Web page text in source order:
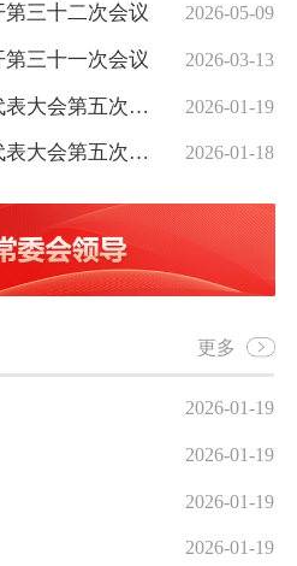
三十二次会议 2026-05-09
三十一次会议 2026-03-13
多伦县第十六届人民代表大会第五次会议胜利闭幕 2026-01-19
多伦县第十六届人民代表大会第五次会议召开第二次全体会议 2026-01-18
更多
2026-01-19
2026-01-19
2026-01-19
2026-01-19